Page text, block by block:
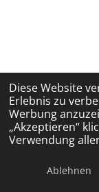
Diese Website
Erlebnis zu
Werbung
„Akzeptieren“
Verwendung
Ablehnen
Startseite-